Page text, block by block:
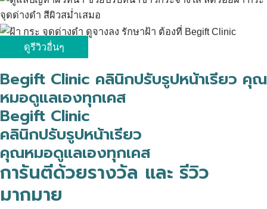
ดูรีวิวอื่นๆ
Begift Clinic คลินิกปรับรูปหน้าเรียว คุณ
หมอดูแลเองทุกเคส
Begift Clinic
คลินิกปรับรูปหน้าเรียว
คุณหมอดูแลเองทุกเคส
การันตีด้วยรางวัล และ รีวิว
มากมาย